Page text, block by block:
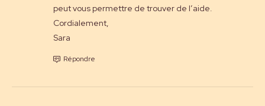
peut vous permettre de trouver de l’aide.
Cordialement,
Sara
Répondre